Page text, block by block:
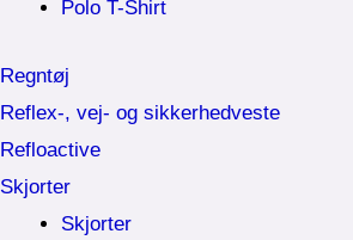
Polo T-Shirt
Regntøj
Reflex-, vej- og sikkerhedveste
Refloactive
Skjorter
Skjorter